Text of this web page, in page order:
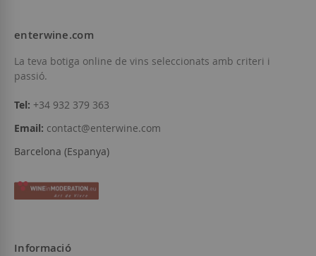
Afegir a la llista de desitjos
enterwine.com
La teva botiga online de vins seleccionats amb criteri i
passió.
Tel: +34 932 379 363
Email: contact@enterwine.com
Barcelona (Espanya)
Informació